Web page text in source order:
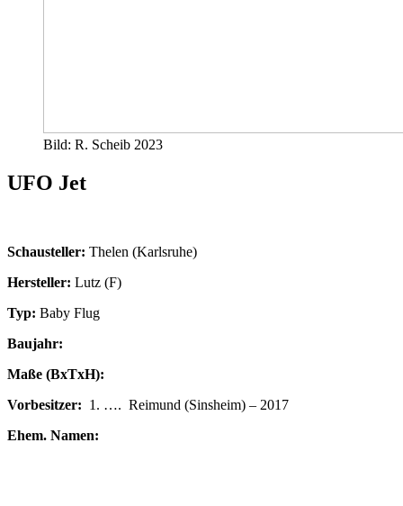
Bild: R. Scheib 2023
UFO Jet
Schausteller: Thelen (Karlsruhe)
Hersteller: Lutz (F)
Typ: Baby Flug
Baujahr:
Maße (BxTxH):
Vorbesitzer: 1. …. Reimund (Sinsheim) – 2017
Ehem. Namen: